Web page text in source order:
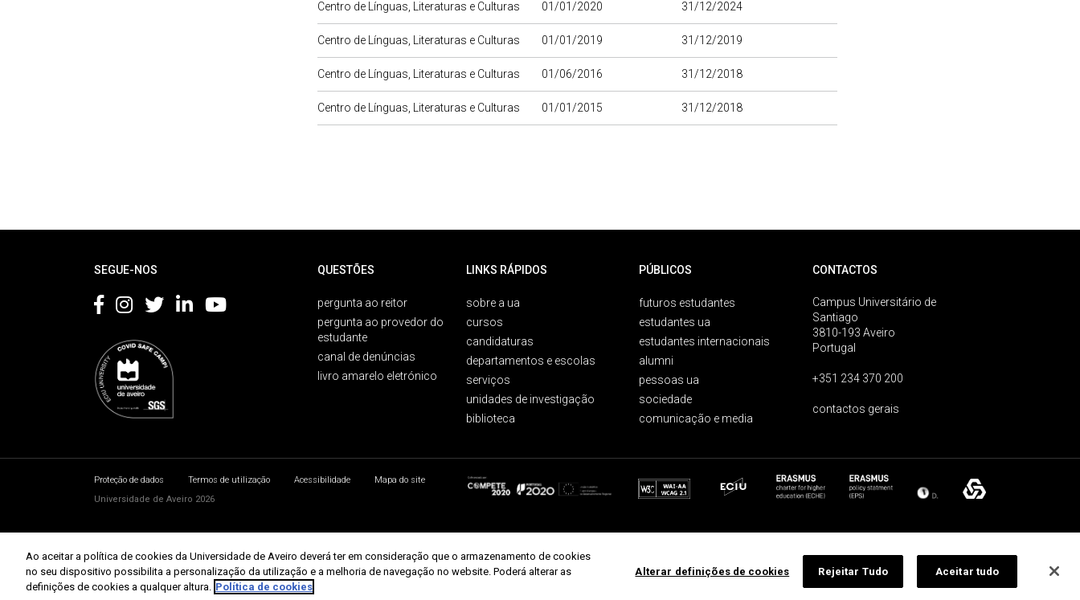
Centro de Línguas, Literaturas e Culturas 01/01/2020 31/12/2024
Centro de Línguas, Literaturas e Culturas 01/01/2019 31/12/2019
Centro de Línguas, Literaturas e Culturas 01/06/2016 31/12/2018
Centro de Línguas, Literaturas e Culturas 01/01/2015 31/12/2018
SEGUE-NOS QUESTÕES
pergunta ao reitor
pergunta ao provedor do
estudante
canal de denúncias
livro amarelo eletrónico
LINKS RÁPIDOS
sobre a ua
cursos
candidaturas
departamentos e escolas
serviços
unidades de investigação
biblioteca
PÚBLICOS
futuros estudantes
estudantes ua
estudantes internacionais
alumni
pessoas ua
sociedade
comunicação e media
CONTACTOS
Campus Universitário de
Santiago
3810-193 Aveiro
Portugal
+351 234 370 200
contactos gerais
Proteção de dados Termos de utilização Acessibilidade
Mapa do site
Universidade de Aveiro 2026
Ao aceitar a política de cookies da Universidade de Aveiro deverá ter em consideração que o armazenamento de cookies
no seu dispositivo possibilita a personalização da utilização e a melhoria de navegação no website. Poderá alterar as
definições de cookies a qualquer altura. Política de cookies
Alterar definições de cookies Rejeitar Tudo Aceitar tudo